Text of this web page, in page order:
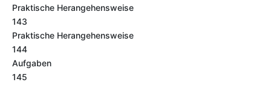
Praktische Herangehensweise
143
Praktische Herangehensweise
144
Aufgaben
145